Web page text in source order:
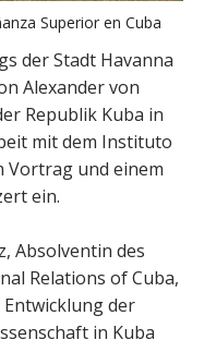
Superior en Cuba
der Stadt Havanna
Alexander von
Republik Kuba in
mit dem Instituto
Vortrag und einem
ein.
Absolventin des
Relations of Cuba,
der
in Kuba